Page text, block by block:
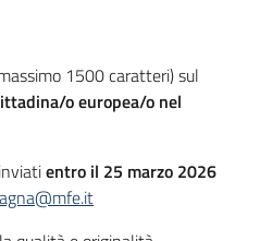
1500 caratteri) sul
o europea/o nel
entro il 25 marzo 2026